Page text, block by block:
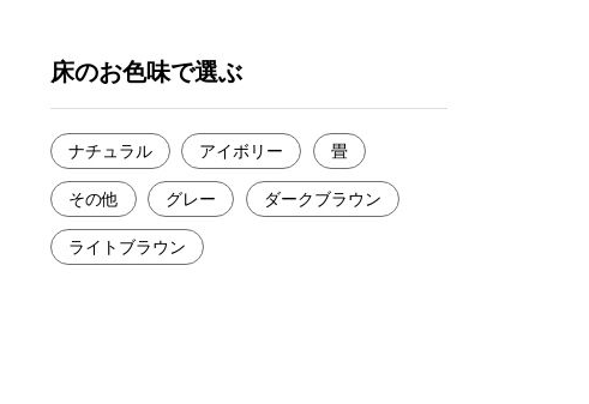
床のお色味で選ぶ
ナチュラル アイボリー 畳
その他 グレー ダークブラウン
ライトブラウン